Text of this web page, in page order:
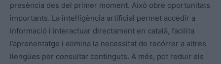
presència des del primer moment. Això obre oportunitats
importants. La intel·ligència artificial permet accedir a
informació i interactuar directament en català, facilita
l’aprenentatge i elimina la necessitat de recórrer a altres
llengües per consultar continguts. A més, pot reduir els